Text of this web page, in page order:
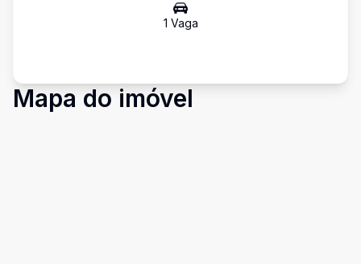
1 Vaga
Mapa do imóvel